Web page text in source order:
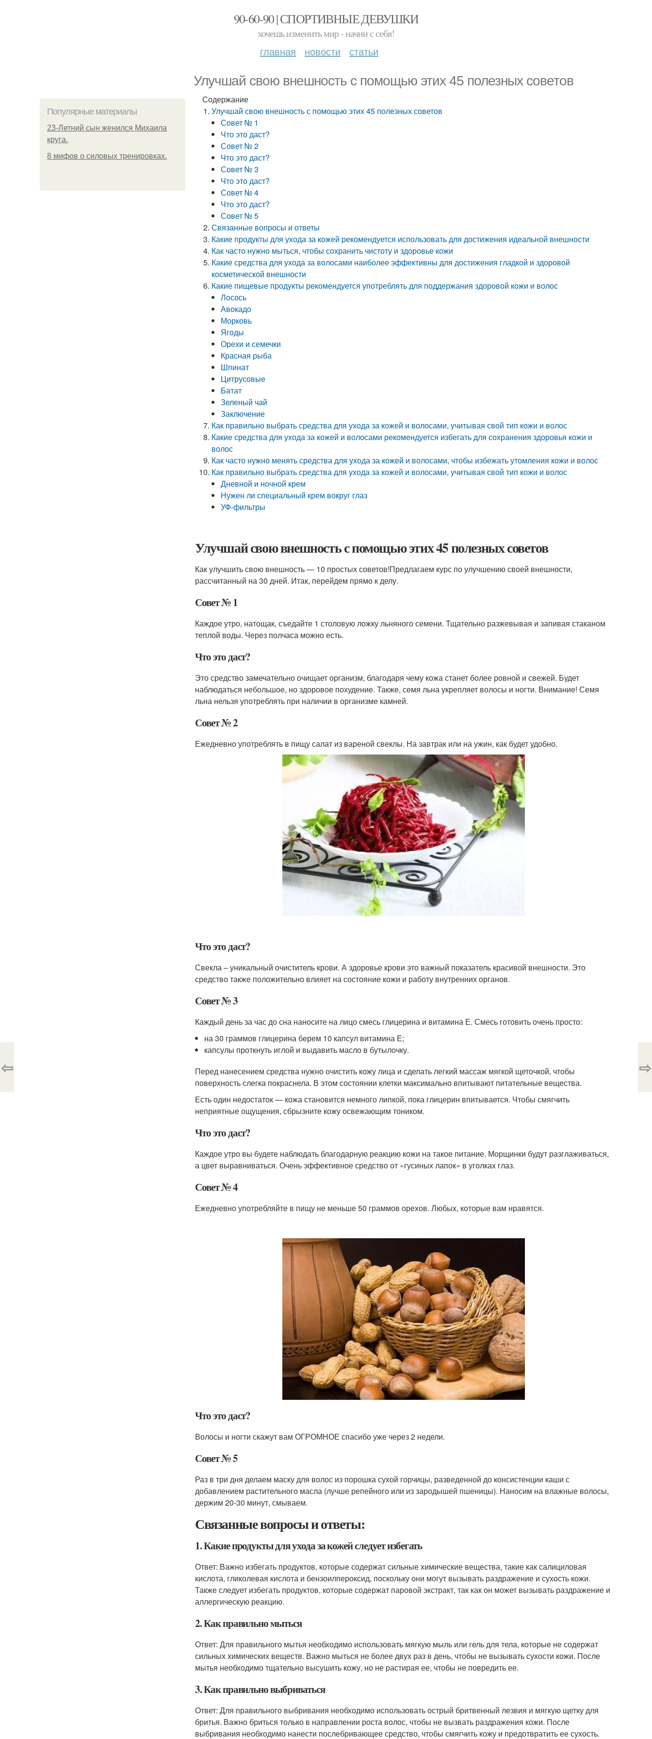
90-60-90 | СПОРТИВНЫЕ ДЕВУШКИ
хочешь изменить мир - начни с себя!
главная новости статьи
Улучшай свою внешность с помощью этих 45 полезных советов
Популярные материалы
23-Летний сын женился Михаила
круга.
8 мифов о силовых тренировках.
Содержание
Улучшай свою внешность с помощью этих 45 полезных советов
Совет № 1
Что это даст?
Совет № 2
Что это даст?
Совет № 3
Что это даст?
Совет № 4
Что это даст?
Совет № 5
Связанные вопросы и ответы
Какие продукты для ухода за кожей рекомендуется использовать для достижения идеальной внешности
Как часто нужно мыться, чтобы сохранить чистоту и здоровье кожи
Какие средства для ухода за волосами наиболее эффективны для достижения гладкой и здоровой
косметической внешности
Какие пищевые продукты рекомендуется употреблять для поддержания здоровой кожи и волос
Лосось
Авокадо
Морковь
Ягоды
Орехи и семечки
Красная рыба
Шпинат
Цитрусовые
Батат
Зеленый чай
Заключение
Как правильно выбрать средства для ухода за кожей и волосами, учитывая свой тип кожи и волос
Какие средства для ухода за кожей и волосами рекомендуется избегать для сохранения здоровья кожи и
волос
Как часто нужно менять средства для ухода за кожей и волосами, чтобы избежать утомления кожи и волос
Как правильно выбрать средства для ухода за кожей и волосами, учитывая свой тип кожи и волос
Дневной и ночной крем
Нужен ли специальный крем вокруг глаз
УФ-фильтры
Улучшай свою внешность с помощью этих 45 полезных советов
Как улучшить свою внешность — 10 простых советов!Предлагаем курс по улучшению своей внешности,
рассчитанный на 30 дней. Итак, перейдем прямо к делу.
Совет № 1
Каждое утро, натощак, съедайте 1 столовую ложку льняного семени. Тщательно разжевывая и запивая стаканом
теплой воды. Через полчаса можно есть.
Что это даст?
Это средство замечательно очищает организм, благодаря чему кожа станет более ровной и свежей. Будет
наблюдаться небольшое, но здоровое похудение. Также, семя льна укрепляет волосы и ногти. Внимание! Семя
льна нельзя употреблять при наличии в организме камней.
Совет № 2
Ежедневно употреблять в пищу салат из вареной свеклы. На завтрак или на ужин, как будет удобно.
Что это даст?
Свекла – уникальный очиститель крови. А здоровье крови это важный показатель красивой внешности. Это
средство также положительно влияет на состояние кожи и работу внутренних органов.
Совет № 3
Каждый день за час до сна наносите на лицо смесь глицерина и витамина Е. Смесь готовить очень просто:
на 30 граммов глицерина берем 10 капсул витамина Е;
капсулы проткнуть иглой и выдавить масло в бутылочку.
Перед нанесением средства нужно очистить кожу лица и сделать легкий массаж мягкой щеточкой, чтобы
поверхность слегка покраснела. В этом состоянии клетки максимально впитывают питательные вещества.
Есть один недостаток — кожа становится немного липкой, пока глицерин впитывается. Чтобы смягчить
неприятные ощущения, сбрызните кожу освежающим тоником.
Что это даст?
Каждое утро вы будете наблюдать благодарную реакцию кожи на такое питание. Морщинки будут разглаживаться,
а цвет выравниваться. Очень эффективное средство от «гусиных лапок» в уголках глаз.
Совет № 4
Ежедневно употребляйте в пищу не меньше 50 граммов орехов. Любых, которые вам нравятся.
Что это даст?
Волосы и ногти скажут вам ОГРОМНОЕ спасибо уже через 2 недели.
Совет № 5
Раз в три дня делаем маску для волос из порошка сухой горчицы, разведенной до консистенции каши с
добавлением растительного масла (лучше репейного или из зародышей пшеницы). Наносим на влажные волосы,
держим 20-30 минут, смываем.
Связанные вопросы и ответы:
1. Какие продукты для ухода за кожей следует избегать
Ответ: Важно избегать продуктов, которые содержат сильные химические вещества, такие как салициловая
кислота, гликолевая кислота и бензоилпероксид, поскольку они могут вызывать раздражение и сухость кожи.
Также следует избегать продуктов, которые содержат паровой экстракт, так как он может вызывать раздражение и
аллергическую реакцию.
2. Как правильно мыться
Ответ: Для правильного мытья необходимо использовать мягкую мыль или гель для тела, которые не содержат
сильных химических веществ. Важно мыться не более двух раз в день, чтобы не вызывать сухости кожи. После
мытья необходимо тщательно высушить кожу, но не растирая ее, чтобы не повредить ее.
3. Как правильно выбриваться
Ответ: Для правильного выбривания необходимо использовать острый бритвенный лезвия и мягкую щетку для
бритья. Важно бриться только в направлении роста волос, чтобы не вызвать раздражения кожи. После
выбривания необходимо нанести послебривающее средство, чтобы смягчить кожу и предотвратить ее сухость.
⇦ ⇨